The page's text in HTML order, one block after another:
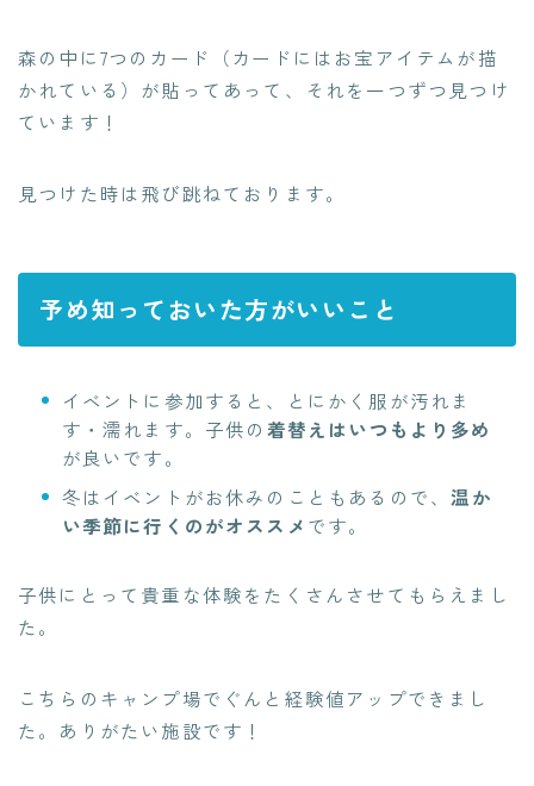
森の中に7つのカード （カードには お宝アイテムが描
かれている） が貼ってあって、それを一つずつ見つけ
ています！
見つけた時は飛び跳ねております。
予め知っておいた方がいいこと
イベントに参加すると、とにかく服が汚れま
す・濡れます。子供の 着替えはいつもより多め
が良いです。
冬はイベントがお休みのこともあるので、 温か
い季節に行くのがオススメ です。
子供にとって貴重な体験をたくさんさせてもらえまし
た。
こちらのキャンプ場でぐんと経験値アップできまし
た。ありがたい施設です！